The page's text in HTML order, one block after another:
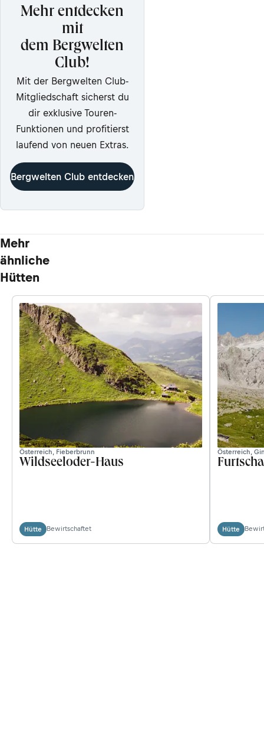
Mehr entdecken
mit
dem Bergwelten
Club!
Mit der Bergwelten Club-
Mitgliedschaft sicherst du
dir exklusive Touren-
Funktionen und profitierst
laufend von neuen Extras.
Bergwelten Club entdecken
Mehr
ähnliche
Hütten
Österreich, Fieberbrunn
Wildseeloder-Haus
Hütte Bewirtschaftet
Österreich,
Hütte